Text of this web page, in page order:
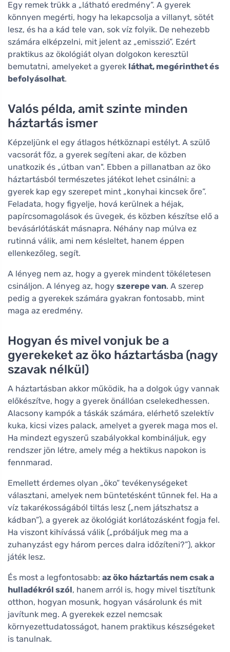
Egy remek trükk a „látható eredmény”. A gyerek
könnyen megérti, hogy ha lekapcsolja a villanyt, sötét
lesz, és ha a kád tele van, sok víz folyik. De nehezebb
számára elképzelni, mit jelent az „emisszió”. Ezért
praktikus az ökológiát olyan dolgokon keresztül
bemutatni, amelyeket a gyerek láthat, megérinthet és
befolyásolhat.
Valós példa, amit szinte minden
háztartás ismer
Képzeljünk el egy átlagos hétköznapi estélyt. A szülő
vacsorát főz, a gyerek segíteni akar, de közben
unatkozik és „útban van". Ebben a pillanatban az öko
háztartásból természetes játékot lehet csinálni: a
gyerek kap egy szerepet mint „konyhai kincsek őre”.
Feladata, hogy figyelje, hová kerülnek a héjak,
papírcsomagolások és üvegek, és közben készítse elő a
bevásárlótáskát másnapra. Néhány nap múlva ez
rutinná válik, ami nem késleltet, hanem éppen
ellenkezőleg, segít.
A lényeg nem az, hogy a gyerek mindent tökéletesen
csináljon. A lényeg az, hogy szerepe van. A szerep
pedig a gyerekek számára gyakran fontosabb, mint
maga az eredmény.
Hogyan és mivel vonjuk be a
gyerekeket az öko háztartásba (nagy
szavak nélkül)
A háztartásban akkor működik, ha a dolgok úgy vannak
előkészítve, hogy a gyerek önállóan cselekedhessen.
Alacsony kampók a táskák számára, elérhető szelektív
kuka, kicsi vizes palack, amelyet a gyerek maga mos el.
Ha mindezt egyszerű szabályokkal kombináljuk, egy
rendszer jön létre, amely még a hektikus napokon is
fennmarad.
Emellett érdemes olyan „öko” tevékenységeket
választani, amelyek nem büntetésként tűnnek fel. Ha a
víz takarékosságából tiltás lesz („nem játszhatsz a
kádban”), a gyerek az ökológiát korlátozásként fogja fel.
Ha viszont kihívássá válik („próbáljuk meg ma a
zuhanyzást egy három perces dalra időzíteni?”), akkor
játék lesz.
És most a legfontosabb: az öko háztartás nem csak a
hulladékról szól, hanem arról is, hogy mivel tisztítunk
otthon, hogyan mosunk, hogyan vásárolunk és mit
javítunk meg. A gyerekek ezzel nemcsak
környezettudatosságot, hanem praktikus készségeket
is tanulnak.